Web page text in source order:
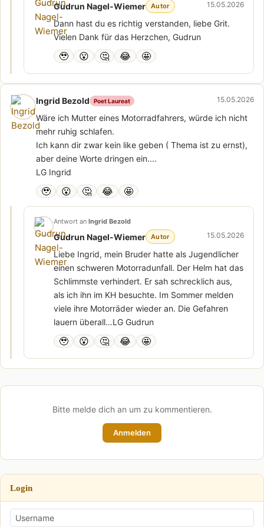
Gudrun Nagel-Wiemer Autor 15.05.2026
Dann hast du es richtig verstanden, liebe Grit.
Vielen Dank für das Herzchen, Gudrun
🥹 😮 🤔 😂 🤩
Ingrid Bezold Poet Laureat 15.05.2026
Wäre ich Mutter eines Motorradfahrers, würde ich nicht
mehr ruhig schlafen.
Ich kann dir zwar kein like geben ( Thema ist zu ernst),
aber deine Worte dringen ein....
LG Ingrid
🥹 😮 🤔 😂 🤩
Antwort an Ingrid Bezold
Gudrun Nagel-Wiemer Autor 15.05.2026
Liebe Ingrid, mein Bruder hatte als Jugendlicher
einen schweren Motorradunfall. Der Helm hat das
Schlimmste verhindert. Er sah schrecklich aus,
als ich ihn im KH besuchte. Im Sommer melden
viele ihre Motorräder wieder an. Die Gefahren
lauern überall…LG Gudrun
🥹 😮 🤔 😂 🤩
Bitte melde dich an um zu kommentieren.
Anmelden
Login